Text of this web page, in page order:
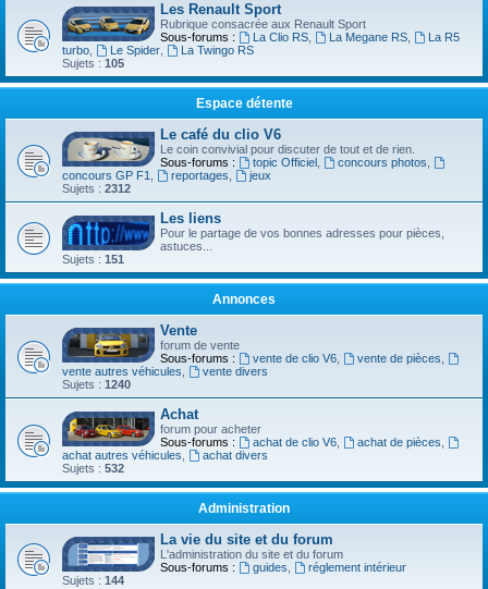
Les Renault Sport
Rubrique consacrée aux Renault Sport
Sous-forums :
La Clio RS, La Megane RS,
La R5
turbo, Le Spider,
La Twingo RS
Sujets : 105
Espace détente
Le café du clio V6
Le coin convivial pour discuter de tout et de rien.
Sous-forums :
topic Officiel , concours photos,
concours GP F1, reportages,
jeux
Sujets : 2312
Les liens
Pour le partage de vos bonnes adresses pour pièces,
astuces...
Sujets : 151
Annonces
Vente
forum de vente
Sous-forums :
vente de clio V6, vente de pièces,
vente autres véhicules,
vente divers
Sujets : 1240
Achat
forum pour acheter
Sous-forums :
achat de clio V6, achat de pièces,
achat autres véhicules,
achat divers
Sujets : 532
Administration
La vie du site et du forum
L'administration du site et du forum
Sous-forums :
guides,
réglement intérieur
Sujets : 144